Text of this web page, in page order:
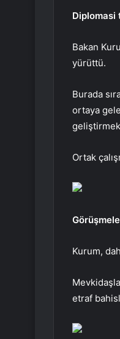
Diplomasi
Bakan
yürüttü.
Burada
ortaya
Ortak
Kurum,
etraf